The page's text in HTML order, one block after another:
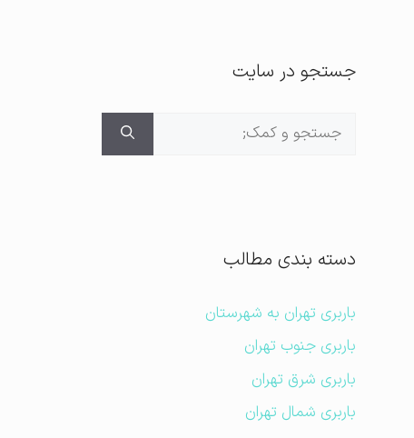
جستجو در سایت
جستجوی
دسته بندی مطالب
باربری تهران به شهرستان
باربری جنوب تهران
باربری شرق تهران
باربری شمال تهران